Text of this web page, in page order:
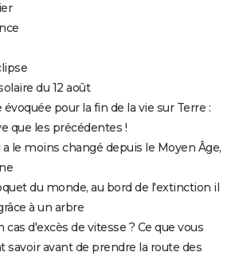
du 12 août
pour la fin de la vie sur Terre :
que les précédentes !
a le moins changé depuis le Moyen Âge,
du monde, au bord de l'extinction il
à un arbre
d'excès de vitesse ? Ce que vous
savoir avant de prendre la route des